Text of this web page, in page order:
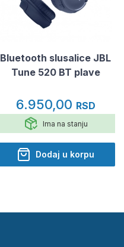
Bluetooth slusalice JBL
Tune 520 BT plave
6.950,00 RSD
Ima na stanju
Dodaj u korpu